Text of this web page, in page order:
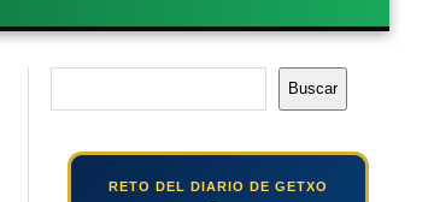
Buscar
RETO DEL DIARIO DE GETXO